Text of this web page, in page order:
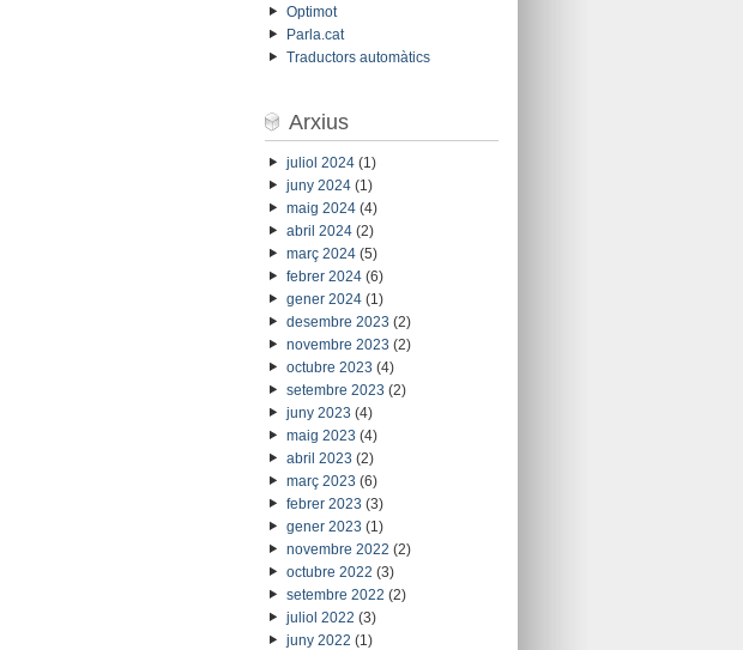
Optimot
Parla.cat
Traductors automàtics
Arxius
juliol 2024(1)
juny 2024(1)
maig 2024(4)
abril 2024(2)
març 2024(5)
febrer 2024(6)
gener 2024(1)
desembre 2023 (2)
novembre 2023 (2)
octubre 2023 (4)
setembre 2023 (2)
juny 2023 (4)
maig 2023 (4)
abril 2023 (2)
març 2023 (6)
febrer 2023 (3)
gener 2023 (1)
novembre 2022 (2)
octubre 2022 (3)
setembre 2022 (2)
juliol 2022 (3)
juny 2022 (1)